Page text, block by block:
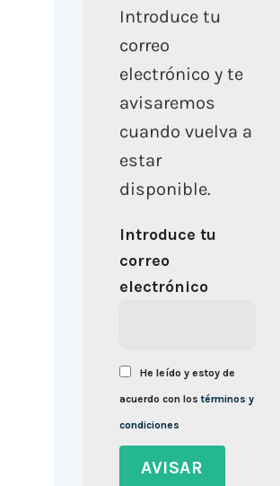
Introduce tu
correo
electrónico y te
avisaremos
cuando vuelva a
estar
disponible.
Introduce tu
correo
electrónico
He leído y estoy de
acuerdo con lostérminos y
condiciones